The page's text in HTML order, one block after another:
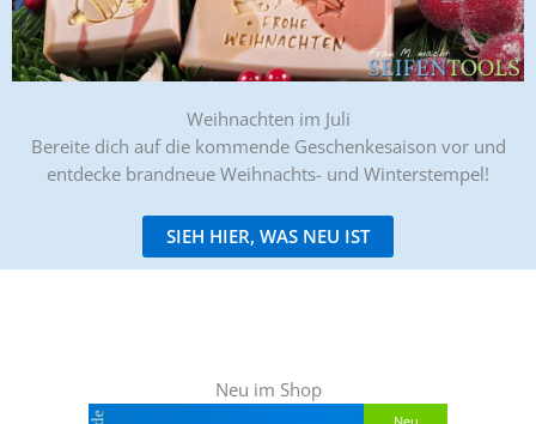
Weihnachten im Juli
Bereite dich auf die kommende Geschenkesaison vor und
entdecke brandneue Weihnachts- und Winterstempel!
SIEH HIER, WAS NEU IST
Neu im Shop